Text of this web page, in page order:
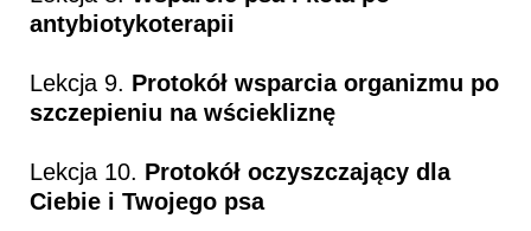
antybiotykoterapii
Lekcja 9. Protokół wsparcia organizmu po
szczepieniu na wściekliznę
Lekcja 10. Protokół oczyszczający dla
Ciebie i Twojego psa